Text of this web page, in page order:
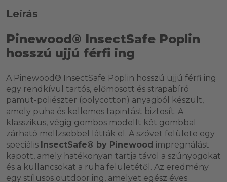
Leírás
Pinewood® InsectSafe Poplin
hosszú ujjú férfi ing
A Pinewood® InsectSafe Poplin hosszú ujjú férfi ing
egy rendkívül tartós, előmosott és strapabíró
pamut-poliészter (polycotton) anyagból készült,
amely puha és kellemes tapintást biztosít. A
klasszikus, végig gombos modellt két gombbal
zárható mellzsebbel látták el. A szövet felülete egy
speciális InsectSafe® by Pinewood impregnálást
kapott, amely hatékonyan tartja távol a szúnyogokat
és a kullancsokat a ruha felületétől. Az eredmény
egy stílusos outdoor ing, amelyet egész éves